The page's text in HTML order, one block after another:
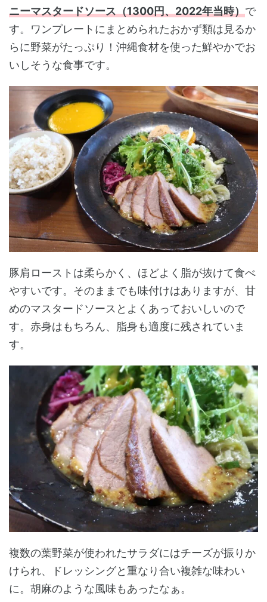
ニーマスタードソース（1300円、2022年当時）で
す。ワンプレートにまとめられたおかず類は見るか
らに野菜がたっぷり！沖縄食材を使った鮮やかでお
いしそうな食事です。
豚肩ローストは柔らかく、ほどよく脂が抜けて食べ
やすいです。そのままでも味付けはありますが、甘
めのマスタードソースとよくあっておいしいので
す。赤身はもちろん、脂身も適度に残されていま
す。
複数の葉野菜が使われたサラダにはチーズが振りか
けられ、ドレッシングと重なり合い複雑な味わい
に。胡麻のような風味もあったなぁ。